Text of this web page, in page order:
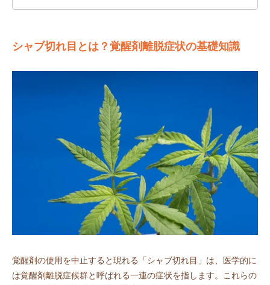
シャブ切れ目とは？覚醒剤離脱症状の基礎知識
覚醒剤の使用を中止すると現れる「シャブ切れ目」は、医学的に
は覚醒剤離脱症候群と呼ばれる一連の症状を指します。これらの